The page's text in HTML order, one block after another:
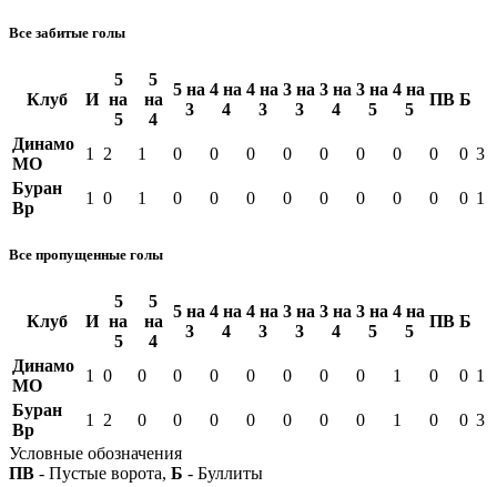
Все забитые голы
Клуб И
5
на
5
5
на
4
5 на
3
4 на
4
4 на
3
3 на
3
3 на
4
3 на
5
4 на
5
ПВ Б
Динамо
МО
1 2 1 0 0 0 0 0 0 0 0 0 3
Буран
Вр
1 0 1 0 0 0 0 0 0 0 0 0 1
Все пропущенные голы
Клуб И
5
на
5
5
на
4
5 на
3
4 на
4
4 на
3
3 на
3
3 на
4
3 на
5
4 на
5
ПВ Б
Динамо
МО
1 0 0 0 0 0 0 0 0 1 0 0 1
Буран
Вр
1 2 0 0 0 0 0 0 0 1 0 0 3
Условные обозначения
ПВ - Пустые ворота, Б - Буллиты